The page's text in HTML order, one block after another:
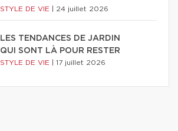
STYLE DE VIE 24 juillet 2026
LES TENDANCES DE JARDIN
QUI SONT LÀ POUR RESTER
STYLE DE VIE 17 juillet 2026